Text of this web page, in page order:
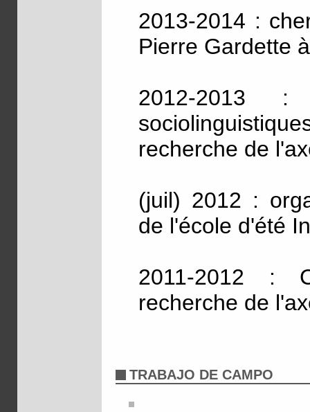
2013-2014 :
Pierre Gardette
2012-2013 :
recherche de
(juil) 2012 :
de l'école d'été
2011-2012 :
recherche de
TRABAJO DE CAMPO